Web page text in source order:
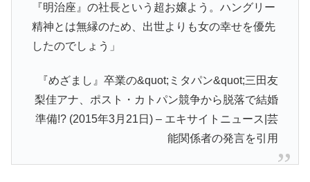
『明治座』の社長という超お嬢よう。ハングリー
精神とは無縁のため、出世よりも女の幸せを優先
したのでしょう」
『めざまし』卒業の&quot;ミタパン&quot;三田友
梨佳アナ、ポスト・カトパン競争から脱落で結婚
準備!? (2015年3月21日) – エキサイトニュース|芸
能関係者の発言を引用